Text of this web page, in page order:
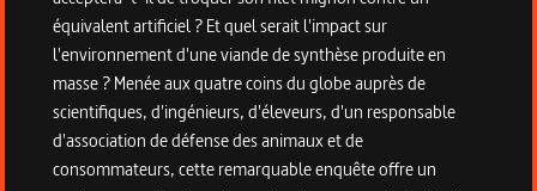
équivalent artificiel ? Et quel serait l'impact sur
l'environnement d'une viande de synthèse produite en
masse ? Menée aux quatre coins du globe auprès de
scientifiques, d'ingénieurs, d'éleveurs, d'un responsable
d'association de défense des animaux et de
consommateurs, cette remarquable enquête offre un